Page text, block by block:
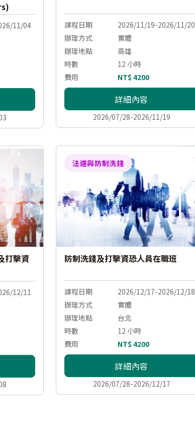
11/04
課程日期
2026/11/19-2026/11/20
辦理方式
實體
辦理地點
高雄
時數
12 小時
費用
NT$ 4200
詳細內容
2026/07/28-2026/11/19
打擊資
12/11
法遵與防制洗錢
防制洗錢及打擊資恐人員在職班
課程日期
2026/12/17-2026/12/18
辦理方式
實體
辦理地點
台北
時數
12 小時
費用
NT$ 4200
詳細內容
2026/07/28-2026/12/17